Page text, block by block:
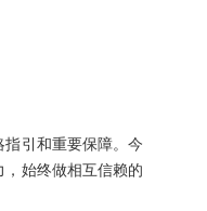
引和重要保障。今
始终做相互信赖的